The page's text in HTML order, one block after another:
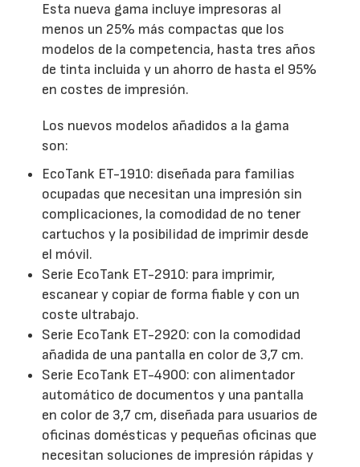
Esta nueva gama incluye impresoras al
menos un 25% más compactas que los
modelos de la competencia, hasta tres años
de tinta incluida y un ahorro de hasta el 95%
en costes de impresión.
Los nuevos modelos añadidos a la gama
son:
EcoTank ET-1910: diseñada para familias
ocupadas que necesitan una impresión sin
complicaciones, la comodidad de no tener
cartuchos y la posibilidad de imprimir desde
el móvil.
Serie EcoTank ET-2910: para imprimir,
escanear y copiar de forma fiable y con un
coste ultrabajo.
Serie EcoTank ET-2920: con la comodidad
añadida de una pantalla en color de 3,7 cm.
Serie EcoTank ET-4900: con alimentador
automático de documentos y una pantalla
en color de 3,7 cm, diseñada para usuarios de
oficinas domésticas y pequeñas oficinas que
necesitan soluciones de impresión rápidas y